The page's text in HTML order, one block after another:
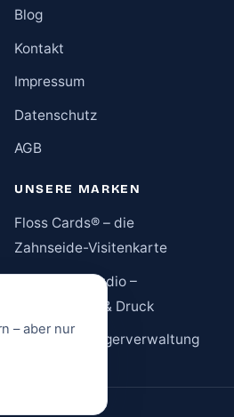
Blog
Kontakt
Impressum
Datenschutz
AGB
UNSERE MARKEN
Floss Cards® – die
Zahnseide-Visitenkarte
brandflow studio –
Merchandise & Druck
invty.app – Lagerverwaltung
– aber nur